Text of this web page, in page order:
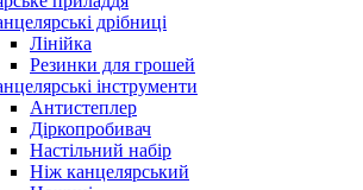
дрібниці
Лінійка
Резинки для грошей
інструменти
Антистеплер
Діркопробивач
Настільний набір
Ніж канцелярський